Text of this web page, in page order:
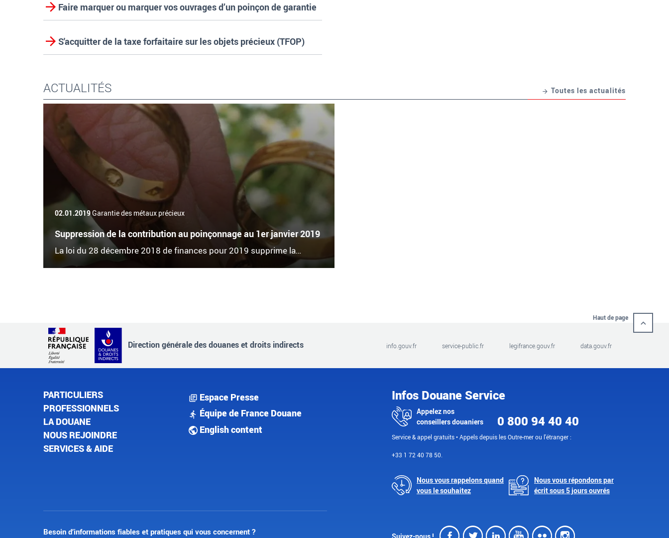
Faire marquer ou marquer vos ouvrages d’un poinçon de garantie
S'acquitter de la taxe forfaitaire sur les objets précieux (TFOP)
ACTUALITÉS Toutes les actualités
La loi du 28 décembre 2018 de finances pour 2019 supprime la…
Suppression de la contribution au poinçonnage au 1er janvier 2019
02.01.2019Garantie des métaux précieux
Haut de page
Direction générale des douanes et droits indirects info.gouv.fr service-public.fr legifrance.gouv.fr data.gouv.fr
PARTICULIERS
PROFESSIONNELS
LA DOUANE
NOUS REJOINDRE
SERVICES & AIDE
Espace Presse
Équipe de France Douane
English content
Infos Douane Service
Appelez nos
conseillers douaniers
0 800 94 40 40
Service & appel gratuits • Appels depuis les Outre-mer ou l'étranger :
+33 1 72 40 78 50.
Nous vous rappelons quand
vous le souhaitez
Nous vous répondons par
écrit sous 5 jours ouvrés
Besoin d’informations fiables et pratiques qui vous concernent ?
Suivez-nous !